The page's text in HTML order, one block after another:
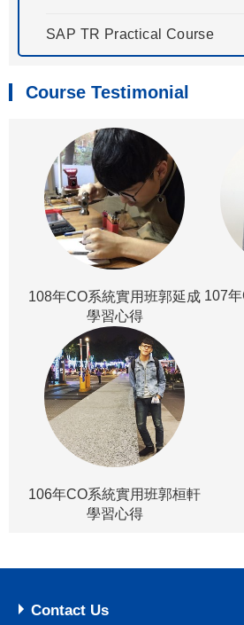
SAP TR Practical Course
Course Testimonial
108年CO系統實用班郭延成
學習心得
107
106年CO系統實用班郭桓軒
學習心得
Contact Us